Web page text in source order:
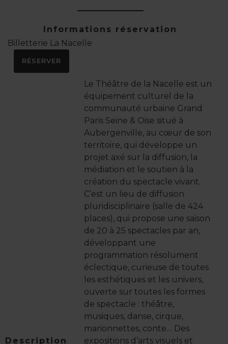
Informations réservation
Billetterie La Nacelle
RÉSERVER
Description
Le Théâtre de la Nacelle est un
équipement culturel de la
communauté urbaine Grand
Paris Seine & Oise situé à
Aubergenville, au cœur de son
territoire, qui développe un
projet axé sur la diffusion, la
médiation et le soutien à la
création du spectacle vivant.
C’est un lieu de diffusion
pluridisciplinaire (salle de 424
places), qui propose une saison
de 20 à 25 spectacles par an,
développant une
programmation résolument
éclectique, curieuse de toutes
les esthétiques et les univers,
ouverte sur toutes les formes
de spectacle : théâtre,
musiques, danse, cirque,
marionnettes, conte… Des
expositions d’arts visuels et